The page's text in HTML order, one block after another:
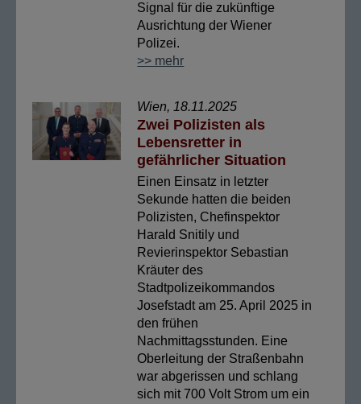
Signal für die zukünftige
Ausrichtung der Wiener
Polizei.
>> mehr
Wien, 18.11.2025
Zwei Polizisten als
Lebensretter in
gefährlicher Situation
Einen Einsatz in letzter
Sekunde hatten die beiden
Polizisten, Chefinspektor
Harald Snitily und
Revierinspektor Sebastian
Kräuter des
Stadtpolizeikommandos
Josefstadt am 25. April 2025 in
den frühen
Nachmittagsstunden. Eine
Oberleitung der Straßenbahn
war abgerissen und schlang
sich mit 700 Volt Strom um ein